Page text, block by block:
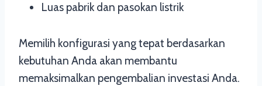
Luas pabrik dan pasokan listrik
Memilih konfigurasi yang tepat berdasarkan
kebutuhan Anda akan membantu
memaksimalkan pengembalian investasi Anda.